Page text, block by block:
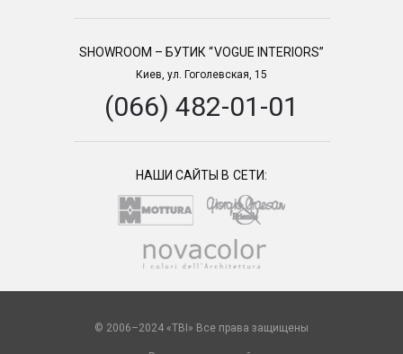
SHOWROOM – БУТИК “VOGUE INTERIORS”
Киев, ул. Гоголевская, 15
(066) 482-01-01
НАШИ САЙТЫ В СЕТИ:
© 2006–2024 «TBI» Все права защищены